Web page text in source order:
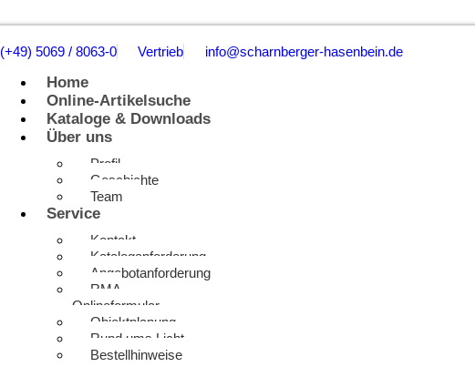
(+49) 5069 / 8063-0 Vertrieb info@scharnberger-hasenbein.de
Home
Online-Artikelsuche
Kataloge & Downloads
Über uns
Profil
Geschichte
Team
Service
Kontakt
Kataloganforderung
Angebotanforderung
RMA
Onlineformular
Objektplanung
Rund ums Licht
Bestellhinweise